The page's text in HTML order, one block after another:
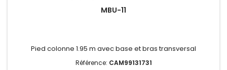
MBU-11
Pied colonne 1.95 m avec base et bras transversal
Référence: CAM99131731